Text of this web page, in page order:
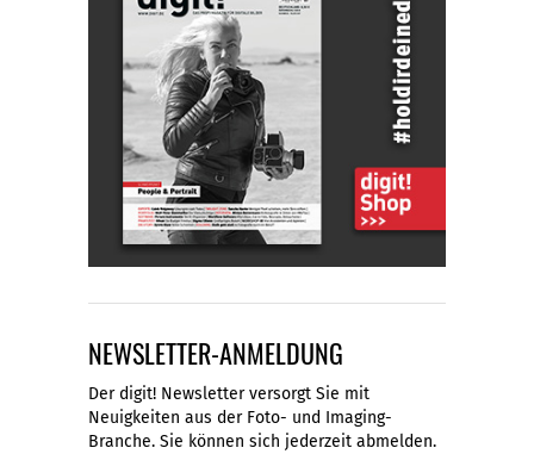
NEWSLETTER-ANMELDUNG
Der digit! Newsletter versorgt Sie mit
Neuigkeiten aus der Foto- und Imaging-
Branche. Sie können sich jederzeit abmelden.